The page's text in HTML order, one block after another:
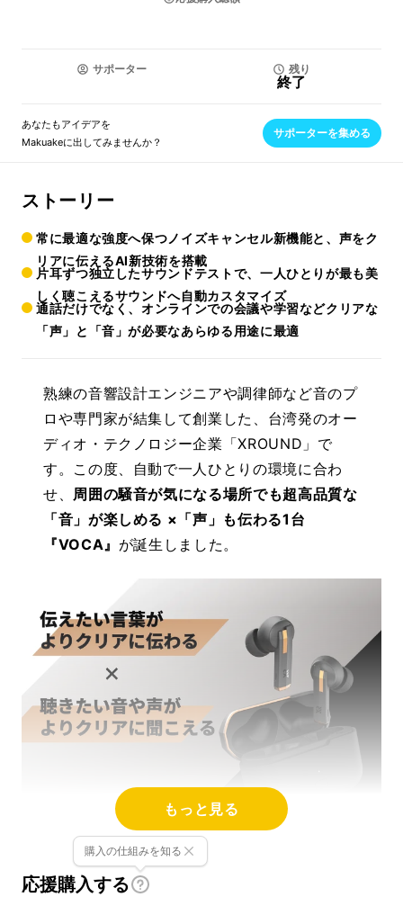
サポーター 残り
終了
あなたもアイデアを
Makuakeに出してみませんか？
サポーターを集める
ストーリー
常に最適な強度へ保つノイズキャンセル新機能と、声をク
リアに伝えるAI新技術を搭載
片耳ずつ独立したサウンドテストで、一人ひとりが最も美
しく聴こえるサウンドへ自動カスタマイズ
通話だけでなく、オンラインでの会議や学習などクリアな
「声」と「音」が必要なあらゆる用途に最適
熟練の音響設計エンジニアや調律師など音のプ
ロや専門家が結集して創業した、台湾発のオー
ディオ・テクノロジー企業「XROUND」で
す。この度、自動で一人ひとりの環境に合わ
せ、 周囲の騒音が気になる場所でも超高品質な
「音」が楽しめる ×「声」も伝わる1台
『VOCA』 が誕生しました。
もっと見る
応援購入する
購入の仕組みを知る